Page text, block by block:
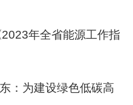
2023年全省能源工作指
：为建设绿色低碳高